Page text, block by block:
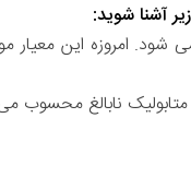
آشنا شوید:
پس از لقاح اطلاق می شود. امروزه این